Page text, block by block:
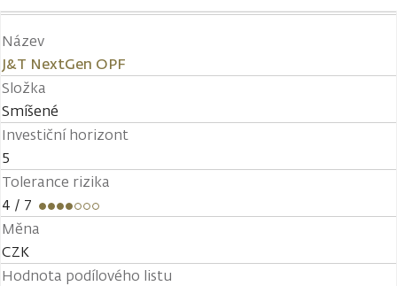
Název
J&T NextGen OPF
Složka
Smíšené
Investiční horizont
5
Tolerance rizika
4 / 7
Měna
CZK
Hodnota podílového listu